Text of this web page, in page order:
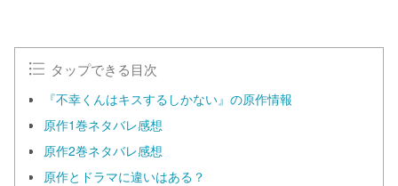
タップできる目次
『不幸くんはキスするしかない』の原作情報
原作1巻ネタバレ感想
原作2巻ネタバレ感想
原作とドラマに違いはある？